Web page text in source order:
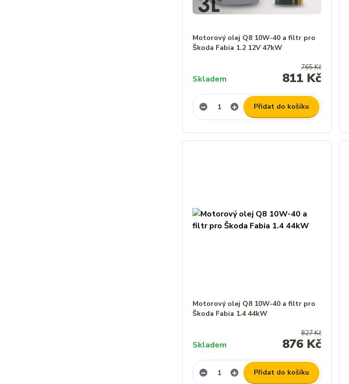
Motorový olej Q8 10W-40 a filtr pro
Škoda Fabia 1.2 12V 47kW
765 Kč
811 Kč
Skladem
Přidat do košíku
Motorový olej Q8 10W-40 a filtr pro
Škoda Fabia 1.4 44kW
827 Kč
876 Kč
Skladem
Přidat do košíku